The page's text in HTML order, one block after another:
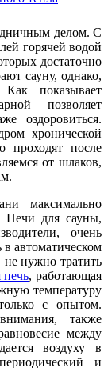
делом. С
горячей водой
достаточно
сауну, однако,
показывает
позволяет
оздоровиться.
хронической
проходят после
от шлаков,
максимально
Печи для сауны,
очень
автоматическом
нужно тратить
печь, работающая
температуру
с опытом.
также
между
воздуху в
и